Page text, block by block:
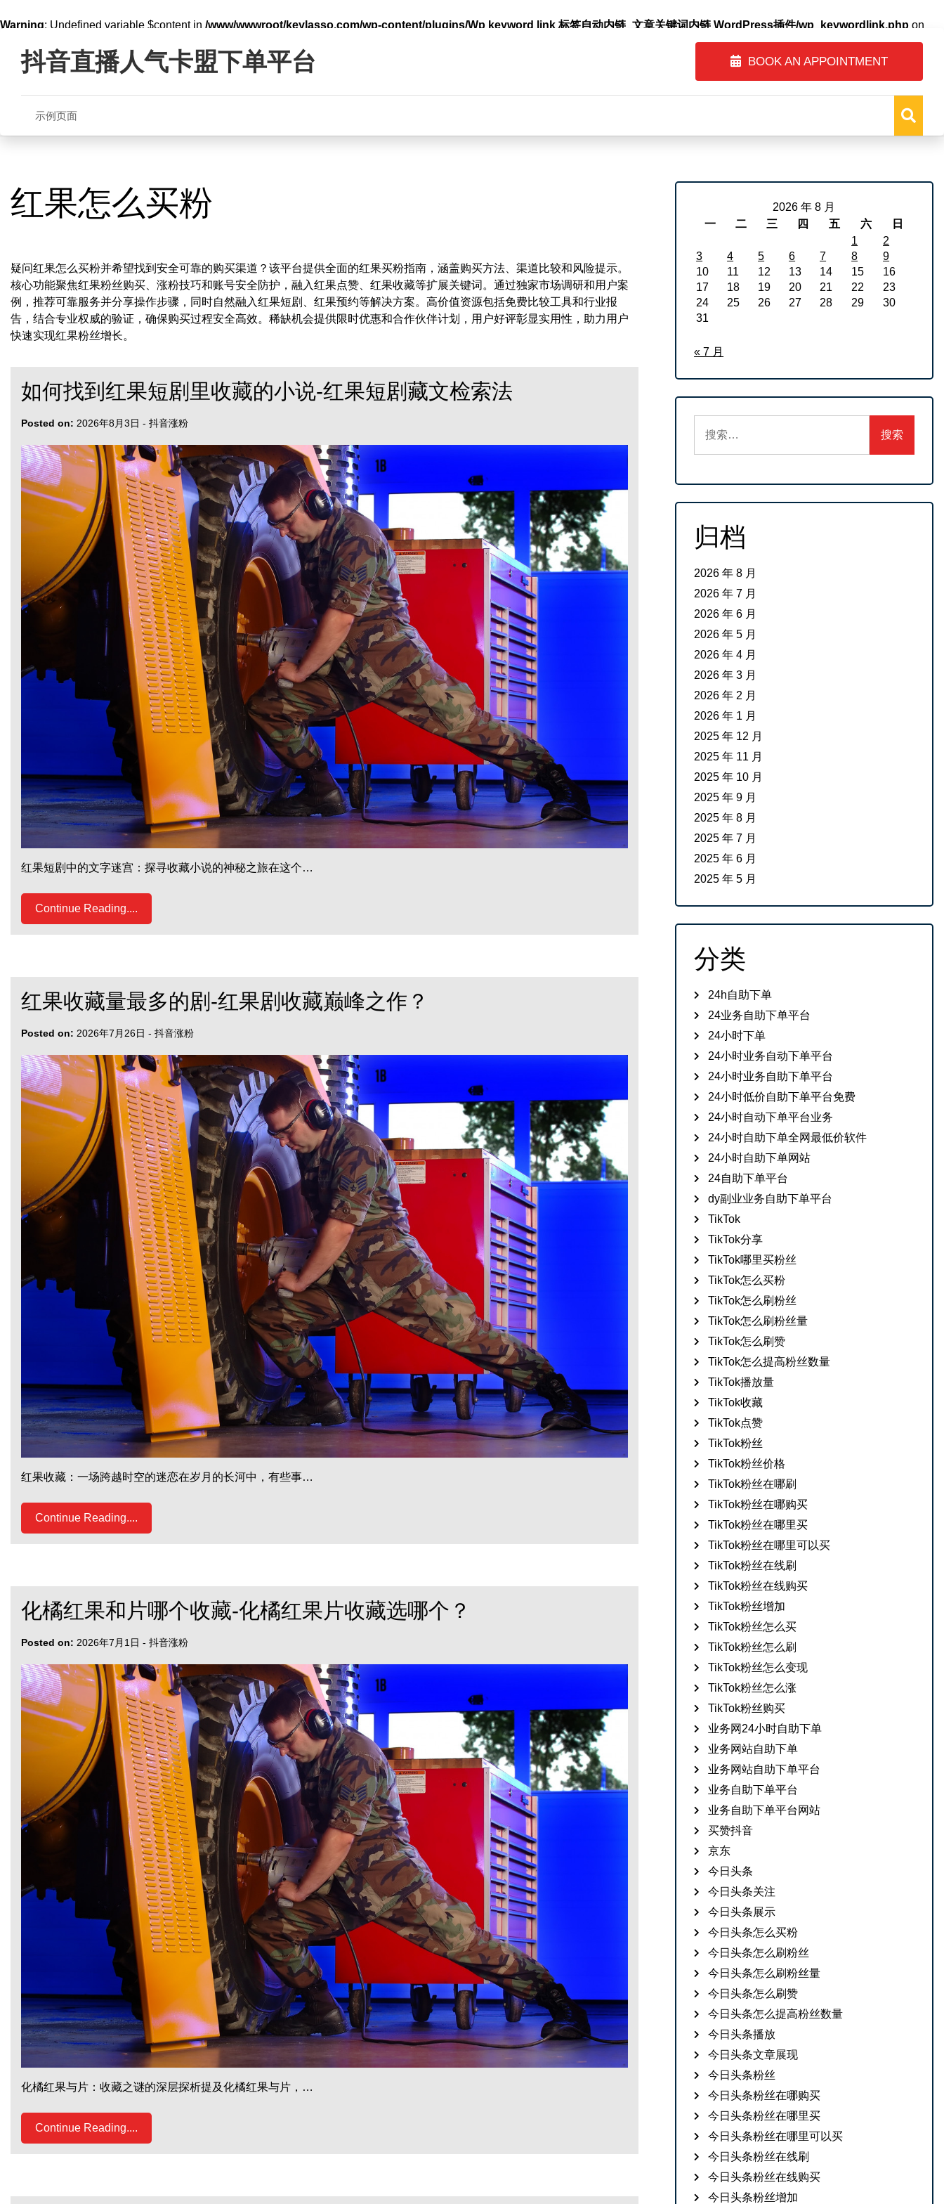
Warning: Undefined variable $content in /www/wwwroot/keylasso.com/wp-content/plugins/Wp keyword link 标签自动内链_文章关键词内链 WordPress插件/wp_keywordlink.php on
content抖音直播人气卡盟下单平台 BOOK AN APPOINTMENT
示例页面
红果怎么买粉
疑问红果怎么买粉并希望找到安全可靠的购买渠道？该平台提供全面的红果买粉指南，涵盖购买方法、渠道比较和风险提示。
核心功能聚焦红果粉丝购买、涨粉技巧和账号安全防护，融入红果点赞、红果收藏等扩展关键词。通过独家市场调研和用户案
例，推荐可靠服务并分享操作步骤，同时自然融入红果短剧、红果预约等解决方案。高价值资源包括免费比较工具和行业报
告，结合专业权威的验证，确保购买过程安全高效。稀缺机会提供限时优惠和合作伙伴计划，用户好评彰显实用性，助力用户
快速实现红果粉丝增长。
如何找到红果短剧里收藏的小说-红果短剧藏文检索法
Posted on: 2026年8月3日 - 抖音涨粉
红果短剧中的文字迷宫：探寻收藏小说的神秘之旅在这个…
Continue Reading....
红果收藏量最多的剧-红果剧收藏巅峰之作？
Posted on: 2026年7月26日 - 抖音涨粉
红果收藏：一场跨越时空的迷恋在岁月的长河中，有些事…
Continue Reading....
化橘红果和片哪个收藏-化橘红果片收藏选哪个？
Posted on: 2026年7月1日 - 抖音涨粉
化橘红果与片：收藏之谜的深层探析提及化橘红果与片，…
Continue Reading....
2026 年 8 月
一
二 三 四 五 六
日
1
2
3
4 5 6 7 8
9
10
11 12 13 14 15
16
17
18 19 20 21 22
23
24
25 26 27 28 29
30
31
« 7 月
索：
归档
2026 年 8 月
2026 年 7 月
2026 年 6 月
2026 年 5 月
2026 年 4 月
2026 年 3 月
2026 年 2 月
2026 年 1 月
2025 年 12 月
2025 年 11 月
2025 年 10 月
2025 年 9 月
2025 年 8 月
2025 年 7 月
2025 年 6 月
2025 年 5 月
分类
24h自助下单
24业务自助下单平台
24小时下单
24小时业务自动下单平台
24小时业务自助下单平台
24小时低价自助下单平台免费
24小时自动下单平台业务
24小时自助下单全网最低价软件
24小时自助下单网站
24自助下单平台
dy副业业务自助下单平台
TikTok
TikTok分享
TikTok哪里买粉丝
TikTok怎么买粉
TikTok怎么刷粉丝
TikTok怎么刷粉丝量
TikTok怎么刷赞
TikTok怎么提高粉丝数量
TikTok播放量
TikTok收藏
TikTok点赞
TikTok粉丝
TikTok粉丝价格
TikTok粉丝在哪刷
TikTok粉丝在哪购买
TikTok粉丝在哪里买
TikTok粉丝在哪里可以买
TikTok粉丝在线刷
TikTok粉丝在线购买
TikTok粉丝增加
TikTok粉丝怎么买
TikTok粉丝怎么刷
TikTok粉丝怎么变现
TikTok粉丝怎么涨
TikTok粉丝购买
业务网24小时自助下单
业务网站自助下单
业务网站自助下单平台
业务自助下单平台
业务自助下单平台网站
买赞抖音
京东
今日头条
今日头条关注
今日头条展示
今日头条怎么买粉
今日头条怎么刷粉丝
今日头条怎么刷粉丝量
今日头条怎么刷赞
今日头条怎么提高粉丝数量
今日头条播放
今日头条文章展现
今日头条粉丝
今日头条粉丝在哪购买
今日头条粉丝在哪里买
今日头条粉丝在哪里可以买
今日头条粉丝在线刷
今日头条粉丝在线购买
今日头条粉丝增加